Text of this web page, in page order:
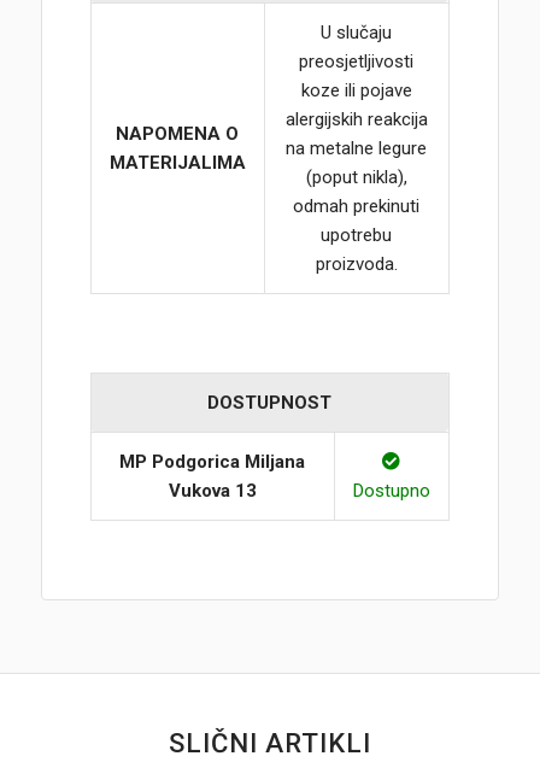
NAPOMENA O
MATERIJALIMA
U slučaju
preosjetljivosti
koze ili pojave
alergijskih reakcija
na metalne legure
(poput nikla),
odmah prekinuti
upotrebu
proizvoda.
DOSTUPNOST
MP Podgorica Miljana
Vukova 13
Dostupno
SLIČNI ARTIKLI